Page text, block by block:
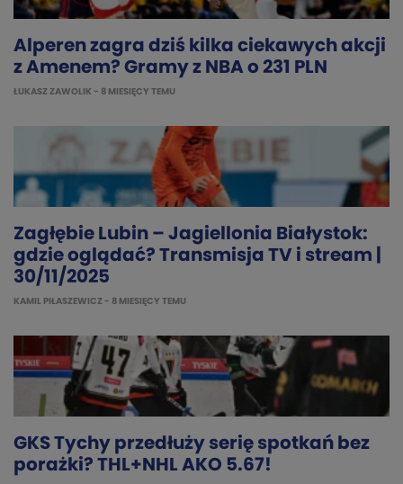
Alperen zagra dziś kilka ciekawych akcji
z Amenem? Gramy z NBA o 231 PLN
ŁUKASZ ZAWOLIK - 8 MIESIĘCY TEMU
Zagłębie Lubin – Jagiellonia Białystok:
gdzie oglądać? Transmisja TV i stream |
30/11/2025
KAMIL PIŁASZEWICZ - 8 MIESIĘCY TEMU
GKS Tychy przedłuży serię spotkań bez
porażki? THL+NHL AKO 5.67!